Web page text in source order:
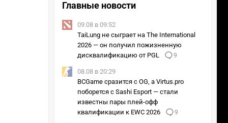
Главные новости
09.08 в 09:52
TaiLung не сыграет на The International
2026 — он получил пожизненную
дисквалификацию от PGL
9
08.08 в 20:29
BCGame сразится с OG, а Virtus.pro
поборется с Sashi Esport — стали
известны пары плей-офф
квалификации к EWC 2026
9